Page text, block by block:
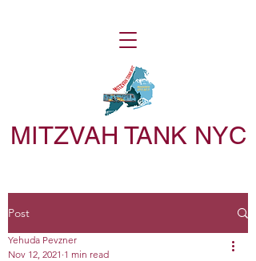
MITZVAH TANK NYC
Post
Yehuda Pevzner
Nov 12, 2021 1 min read